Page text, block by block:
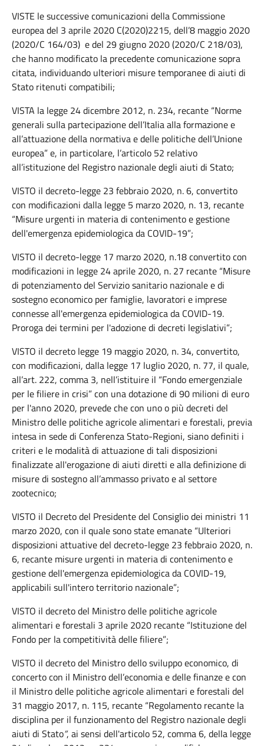
VISTE le successive comunicazioni della Commissione
europea del 3 aprile 2020 C(2020)2215, dell’8 maggio 2020
(2020/C 164/03) e del 29 giugno 2020 (2020/C 218/03),
che hanno modificato la precedente comunicazione sopra
citata, individuando ulteriori misure temporanee di aiuti di
Stato ritenuti compatibili;
VISTA la legge 24 dicembre 2012, n. 234, recante “Norme
generali sulla partecipazione dell’Italia alla formazione e
all’attuazione della normativa e delle politiche dell’Unione
europea” e, in particolare, l’articolo 52 relativo
all’istituzione del Registro nazionale degli aiuti di Stato;
VISTO il decreto-legge 23 febbraio 2020, n. 6, convertito
con modificazioni dalla legge 5 marzo 2020, n. 13, recante
“Misure urgenti in materia di contenimento e gestione
dell'emergenza epidemiologica da COVID-19”;
VISTO il decreto-legge 17 marzo 2020, n.18 convertito con
modificazioni in legge 24 aprile 2020, n. 27 recante “Misure
di potenziamento del Servizio sanitario nazionale e di
sostegno economico per famiglie, lavoratori e imprese
connesse all'emergenza epidemiologica da COVID-19.
Proroga dei termini per l'adozione di decreti legislativi”;
VISTO il decreto legge 19 maggio 2020, n. 34, convertito,
con modificazioni, dalla legge 17 luglio 2020, n. 77, il quale,
all’art. 222, comma 3, nell’istituire il “Fondo emergenziale
per le filiere in crisi” con una dotazione di 90 milioni di euro
per l'anno 2020, prevede che con uno o più decreti del
Ministro delle politiche agricole alimentari e forestali, previa
intesa in sede di Conferenza Stato-Regioni, siano definiti i
criteri e le modalità di attuazione di tali disposizioni
finalizzate all'erogazione di aiuti diretti e alla definizione di
misure di sostegno all’ammasso privato e al settore
zootecnico;
VISTO il Decreto del Presidente del Consiglio dei ministri 11
marzo 2020, con il quale sono state emanate “Ulteriori
disposizioni attuative del decreto-legge 23 febbraio 2020, n.
6, recante misure urgenti in materia di contenimento e
gestione dell'emergenza epidemiologica da COVID-19,
applicabili sull'intero territorio nazionale”;
VISTO il decreto del Ministro delle politiche agricole
alimentari e forestali 3 aprile 2020 recante “Istituzione del
Fondo per la competitività delle filiere”;
VISTO il decreto del Ministro dello sviluppo economico, di
concerto con il Ministro dell’economia e delle finanze e con
il Ministro delle politiche agricole alimentari e forestali del
31 maggio 2017, n. 115, recante “Regolamento recante la
disciplina per il funzionamento del Registro nazionale degli
aiuti di Stato”, ai sensi dell'articolo 52, comma 6, della legge